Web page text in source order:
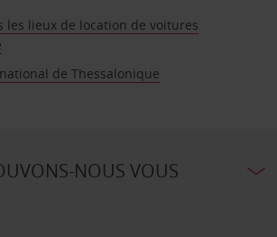
les lieux de location de voitures
de Thessalonique
NOUS VOUS